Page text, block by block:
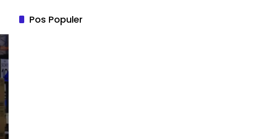
Pos Populer